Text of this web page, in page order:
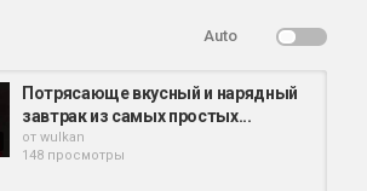
Auto
Потрясающе вкусный и нарядный
завтрак из самых простых...
от wulkan
148 просмотры